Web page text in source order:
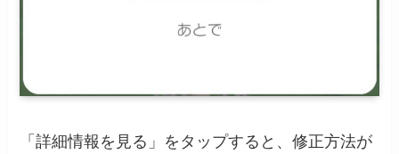
「詳細情報を見る」をタップすると、修正方法が